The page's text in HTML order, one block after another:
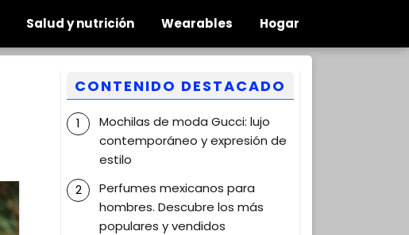
Salud y nutrición Wearables Hogar
CONTENIDO DESTACADO
Mochilas de moda Gucci: lujo
contemporáneo y expresión de
estilo
Perfumes mexicanos para
hombres. Descubre los más
populares y vendidos